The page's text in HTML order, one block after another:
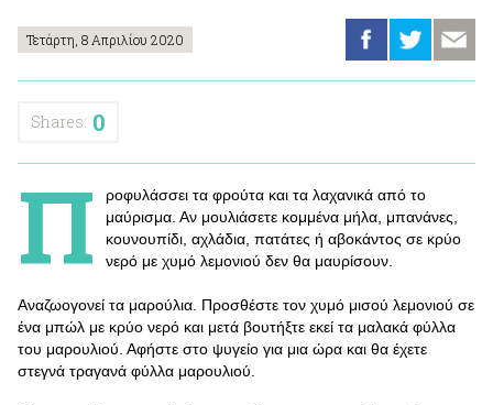
Τετάρτη, 8 Απριλίου 2020
Shares: 0
Π
ροφυλάσσει τα φρούτα και τα λαχανικά από το
μαύρισμα. Αν μουλιάσετε κομμένα μήλα, μπανάνες,
κουνουπίδι, αχλάδια, πατάτες ή αβοκάντος σε κρύο
νερό με χυμό λεμονιού δεν θα μαυρίσουν.
Αναζωογονεί τα μαρούλια. Προσθέστε τον χυμό μισού λεμονιού σε
ένα μπώλ με κρύο νερό και μετά βουτήξτε εκεί τα μαλακά φύλλα
του μαρουλιού. Αφήστε στο ψυγείο για μια ώρα και θα έχετε
στεγνά τραγανά φύλλα μαρουλιού.